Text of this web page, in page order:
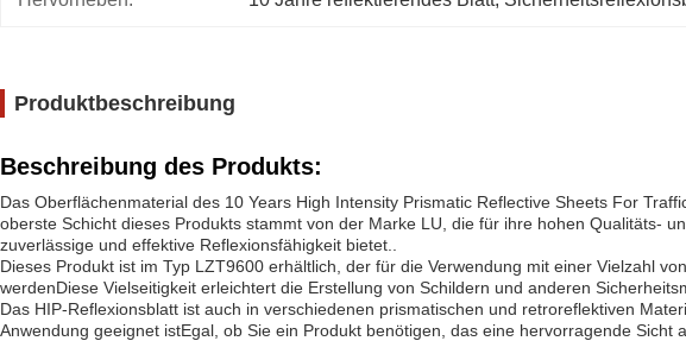
Produktbeschreibung
Beschreibung des Produkts:
Das Oberflächenmaterial des 10 Years High Intensity Prismatic Reflective Sheets For
oberste Schicht dieses Produkts stammt von der Marke LU, die für ihre hohen Qualitäts-
zuverlässige und effektive Reflexionsfähigkeit bietet..
Dieses Produkt ist im Typ LZT9600 erhältlich, der für die Verwendung mit einer Vielzahl
werdenDiese Vielseitigkeit erleichtert die Erstellung von Schildern und anderen
Das HIP-Reflexionsblatt ist auch in verschiedenen prismatischen und retroreflektiven
Anwendung geeignet istEgal, ob Sie ein Produkt benötigen, das eine hervorragende